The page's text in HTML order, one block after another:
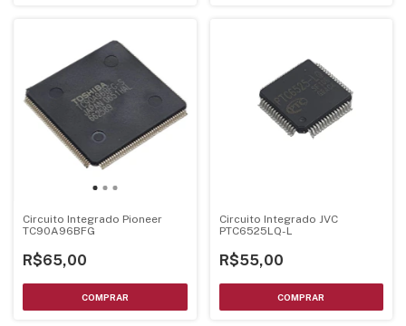
Circuito Integrado Pioneer
TC90A96BFG
R$65,00
Circuito Integrado JVC
PTC6525LQ-L
R$55,00